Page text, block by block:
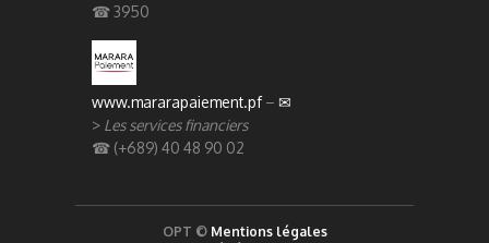
☎ 3950
www.mararapaiement.pf– ✉
> Les services financiers
☎ (+689) 40 48 90 02
OPT © Mentions légales